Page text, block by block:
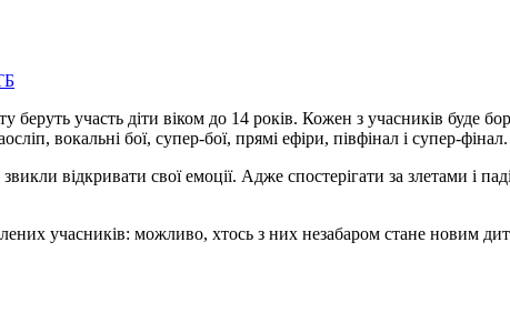
беруть участь діти віком до 14 років. Кожен з учасників буде
вокальні бої, супер-бої, прямі ефіри, півфінал і супер-фінал.
відкривати свої емоції. Адже спостерігати за злетами і
учасників: можливо, хтось з них незабаром стане новим